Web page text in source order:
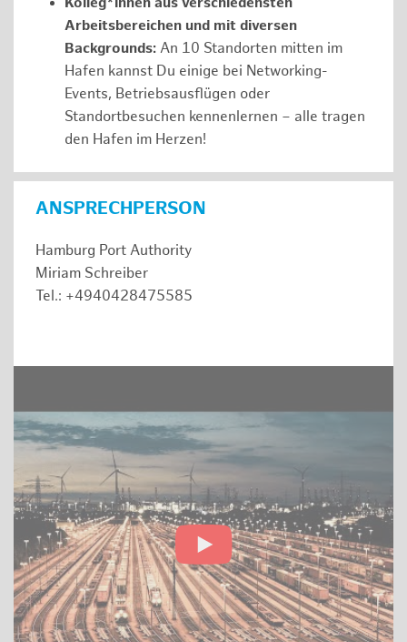
Arbeitsbereichen und mit diversen
Backgrounds: An 10 Standorten mitten im
Hafen kannst Du einige bei Networking-
Events, Betriebsausflügen oder
Standortbesuchen kennenlernen – alle tragen
den Hafen im Herzen!
ANSPRECHPERSON
Hamburg Port Authority
Miriam Schreiber
Tel.: +4940428475585